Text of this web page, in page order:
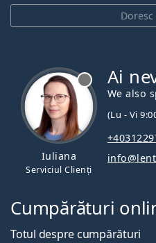
Iuliana
Serviciul Clienți
Ai
We also
(Lu - Vi
Cumpărături
Totul despre cumpărături